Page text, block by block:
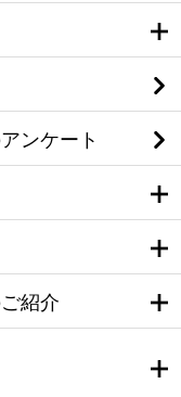
ンケート
紹介